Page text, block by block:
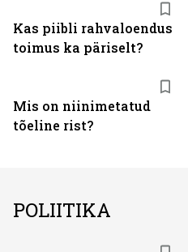
Kas piibli rahvaloendus
toimus ka päriselt?
Mis on niinimetatud
tõeline rist?
POLIITIKA